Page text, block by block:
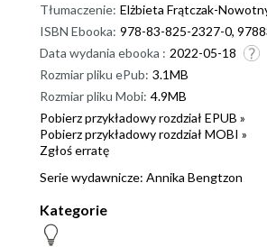
Tłumaczenie: Elżbieta Frątczak-
ISBN Ebooka: 978-83-825-2327-0,
Data wydania ebooka : 2022-05-18
Rozmiar pliku ePub: 3.1MB
Rozmiar pliku Mobi: 4.9MB
Pobierz przykładowy rozdział EPUB »
Pobierz przykładowy rozdział MOBI »
Zgłoś erratę
Serie wydawnicze: Annika Bengtzon
Kategorie